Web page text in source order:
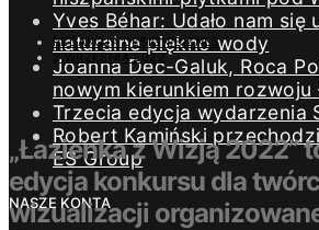
Yves Béhar: Udało nam się
naturalne piękno wody
Joanna Dec-Galuk, Roca
nowym kierunkiem rozwoju
Trzecia edycja wydarzenia
Robert Kamiński
ES Group
NASZE KONTA
REDAKCJA DESIGN/BIZNES
2 WRZEŚNIA 2022
„Łazienka z Wizją 2022”
edycja konkursu dla
wizualizacji